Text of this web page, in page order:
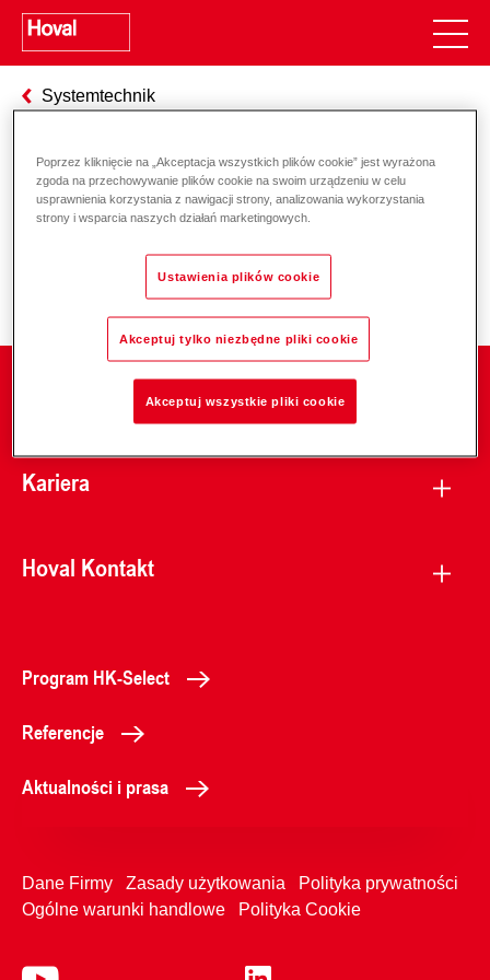
Systemtechnik
Odpowiedzialność za energię i
środowisko
Kariera
Hoval Kontakt
Program HK-Select
Referencje
Aktualności i prasa
Dane Firmy Zasady użytkowania
Polityka prywatności
Ogólne warunki handlowe
Polityka Cookie
Poprzez kliknięcie na „Akceptacja wszystkich plików cookie” jest wyrażona
zgoda na przechowywanie plików cookie na swoim urządzeniu w celu
usprawnienia korzystania z nawigacji strony, analizowania wykorzystania
strony i wsparcia naszych działań marketingowych.
Ustawienia plików cookie
Akceptuj tylko niezbędne pliki cookie
Akceptuj wszystkie pliki cookie